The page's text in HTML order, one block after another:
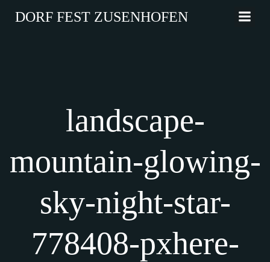
Inhalt
DORF FEST ZUSENHOFEN
landscape-
mountain-glowing-
sky-night-star-
778408-pxhere-